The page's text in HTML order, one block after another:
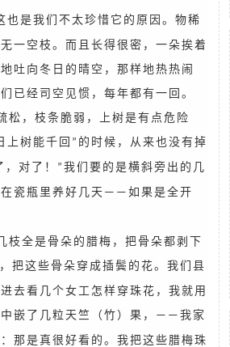
也是我们不太珍惜它的原因。物稀
一空枝。而且长得很密，一朵挨着
吐向冬日的晴空，那样地热热闹
已经司空见惯，每年都有一回。
松，枝条脆弱，上树是有点危险
上树能千回 ” 的时候，从来也没有掉
，对了！ ” 我们要的是横斜旁出的几
瓷瓶里养好几天—— 如果是全开
枝全是骨朵的腊梅，把骨朵都剥下
，把这些骨朵穿成插鬓的花。我们县
去看几个女工怎样穿珠花，我就用
嵌了几粒天竺（竹）果， —— 我家
那是真很好看的。我把这些腊梅珠